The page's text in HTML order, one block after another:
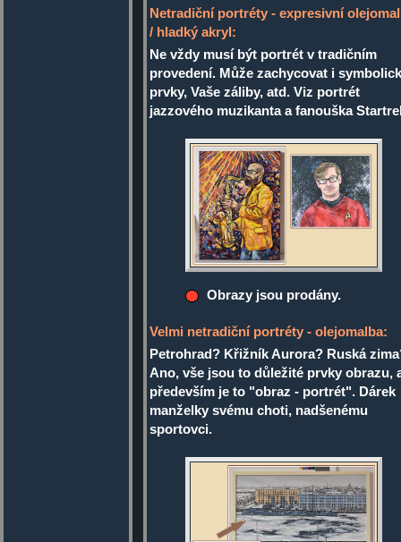
Netradiční portréty - expresivní
/ hladký akryl:
Ne vždy musí být portrét v tradičním
provedení. Může zachycovat i
prvky, Vaše záliby, atd. Viz portrét
jazzového muzikanta a fanouška
Obrazy jsou prodány.
Velmi netradiční portréty - olejomalba:
Petrohrad? Křižník Aurora? Ruská
Ano, vše jsou to důležité prvky obrazu,
především je to "obraz - portrét". Dárek
manželky svému choti, nadšenému
sportovci.